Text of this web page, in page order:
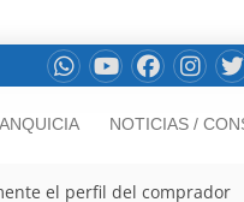
NOTICIAS /
el perfil del comprador